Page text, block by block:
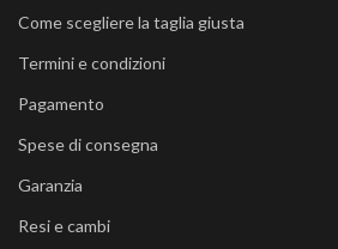
Come scegliere la taglia giusta
Termini e condizioni
Pagamento
Spese di consegna
Garanzia
Resi e cambi